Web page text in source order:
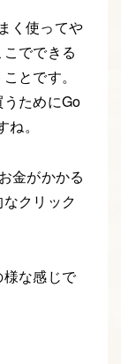
く使ってや
でできる
とです。
ためにGo
。
金がかかる
クリック
な感じで